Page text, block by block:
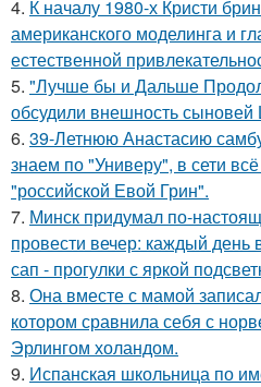
4. К началу 1980-х Кристи
американского моделинга и
естественной
5. "Лучше бы и Дальше
обсудили внешность сыновей
6. 39-Летнюю Анастасию
знаем по "Универу", в сети
"российской Евой Грин".
7. Минск придумал по-
провести вечер: каждый день
сап - прогулки с яркой
8. Она вместе с мамой
котором сравнила себя с
Эрлингом холандом.
9. Испанская школьница по